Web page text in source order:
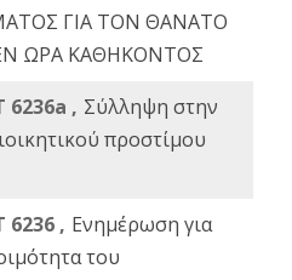
ΓΙΑ ΤΟΝ ΘΑΝΑΤΟ
ΩΡΑ ΚΑΘΗΚΟΝΤΟΣ
6236a , Σύλληψη στην
προστίμου
6236 , Ενημέρωση για
του